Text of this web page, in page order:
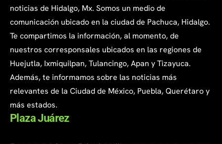
noticias de Hidalgo, Mx. Somos un medio de
comunicación ubicado en la ciudad de Pachuca, Hidalgo.
Te compartimos la información, al momento, de
nuestros corresponsales ubicados en las regiones de
Huejutla, Ixmiquilpan, Tulancingo, Apan y Tizayuca.
Además, te informamos sobre las noticias más
relevantes de la Ciudad de México, Puebla, Querétaro y
más estados.
Plaza Juárez